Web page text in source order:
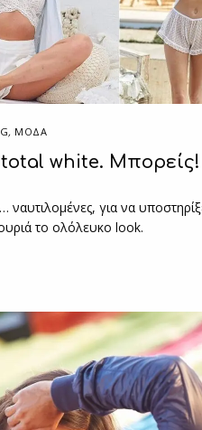
, ΜΟΔΑ
white. Μπορείς!
ναυτιλομένες, για να
το ολόλευκο look.